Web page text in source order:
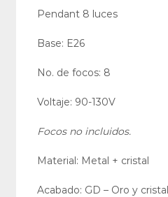
Pendant 8 luces
Base: E26
No. de focos: 8
Voltaje: 90-130V
Focos no incluidos.
Material: Metal + cristal
Acabado: GD – Oro y